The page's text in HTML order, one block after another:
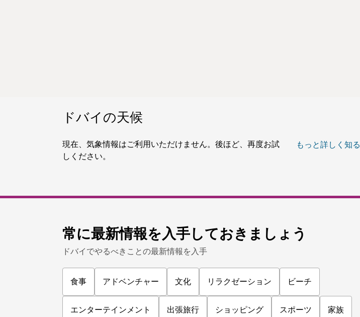
ドバイの天候
現在、気象情報はご利用いただけません。後ほど、再度お試
しください。
もっと詳しく知る
常に最新情報を入手しておきましょう
ドバイでやるべきことの最新情報を入手
食事 アドベンチャー 文化 リラクゼーション ビーチ
エンターテインメント 出張旅行 ショッピング スポーツ 家族